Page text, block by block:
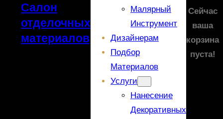
Салон
отделочных
материалов
Малярный
Инструмент
Дизайнерам
Подбор
Материалов
Услуги
Нанесение
Декоративных
Сейчас
ваша
корзина
пуста!